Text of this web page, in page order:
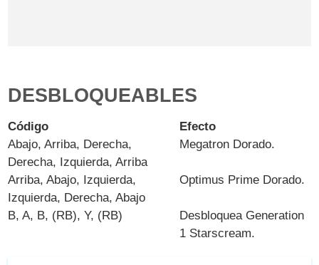
DESBLOQUEABLES
Código
Efecto
Abajo, Arriba, Derecha,
Derecha, Izquierda, Arriba
Megatron Dorado.
Arriba, Abajo, Izquierda,
Izquierda, Derecha, Abajo
Optimus Prime Dorado.
B, A, B, (RB), Y, (RB) Desbloquea Generation
1 Starscream.